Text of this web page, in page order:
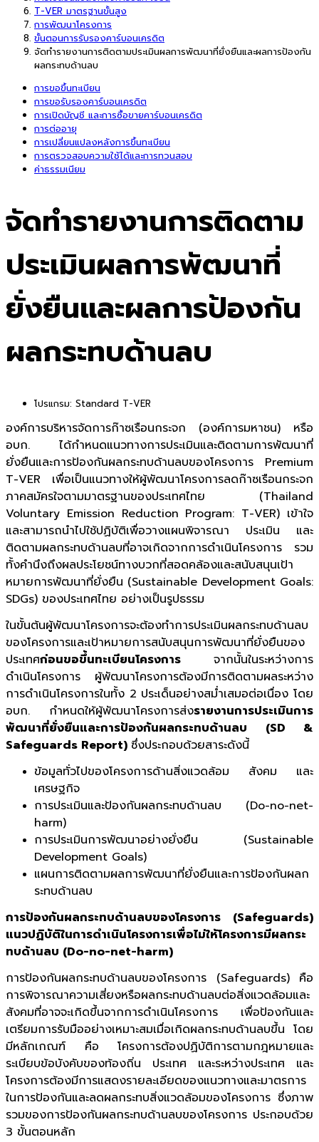
T-VER มาตรฐานขั้นสูง
การพัฒนาโครงการ
ขั้นตอนการรับรองคาร์บอนเครดิต
จัดทำรายงานการติดตามประเมินผลการพัฒนาที่ยั่งยืนและผลการป้องกัน
ผลกระทบด้านลบ
การขอขึ้นทะเบียน
การขอรับรองคาร์บอนเครดิต
การเปิดบัญชี และการซื้อขายคาร์บอนเครดิต
การต่ออายุ
การเปลี่ยนแปลงหลังการขึ้นทะเบียน
การตรวจสอบความใช้ได้และการทวนสอบ
ค่าธรรมเนียม
จัดทำรายงานการติดตาม
ประเมินผลการพัฒนาที่
ยั่งยืนและผลการป้องกัน
ผลกระทบด้านลบ
โปรแกรม: Standard T-VER
องค์การบริหารจัดการก๊าซเรือนกระจก (องค์การมหาชน) หรือ
อบก. ได้กำหนดแนวทางการประเมินและติดตามการพัฒนาที่
ยั่งยืนและการป้องกันผลกระทบด้านลบของโครงการ Premium
T-VER เพื่อเป็นแนวทางให้ผู้พัฒนาโครงการลดก๊าซเรือนกระจก
ภาคสมัครใจตามมาตรฐานของประเทศไทย (Thailand
Voluntary Emission Reduction Program: T-VER) เข้าใจ
และสามารถนำไปใช้ปฏิบัติเพื่อวางแผนพิจารณา ประเมิน และ
ติดตามผลกระทบด้านลบที่อาจเกิดจากการดำเนินโครงการ รวม
ทั้งคำนึงถึงผลประโยชน์ทางบวกที่สอดคล้องและสนับสนุนเป้า
หมายการพัฒนาที่ยั่งยืน (Sustainable Development Goals:
SDGs) ของประเทศไทย อย่างเป็นรูปธรรม
ในขั้นต้นผู้พัฒนาโครงการจะต้องทำการประเมินผลกระทบด้านลบ
ของโครงการและเป้าหมายการสนับสนุนการพัฒนาที่ยั่งยืนของ
ประเทศก่อนขอขึ้นทะเบียนโครงการ จากนั้นในระหว่างการ
ดำเนินโครงการ ผู้พัฒนาโครงการต้องมีการติดตามผลระหว่าง
การดำเนินโครงการในทั้ง 2 ประเด็นอย่างสม่ำเสมอต่อเนื่อง โดย
อบก. กำหนดให้ผู้พัฒนาโครงการส่งรายงานการประเมินการ
พัฒนาที่ยั่งยืนและการป้องกันผลกระทบด้านลบ (SD &
Safeguards Report) ซึ่งประกอบด้วยสาระดังนี้
ข้อมูลทั่วไปของโครงการด้านสิ่งแวดล้อม สังคม และ
เศรษฐกิจ
การประเมินและป้องกันผลกระทบด้านลบ (Do-no-net-
harm)
การประเมินการพัฒนาอย่างยั่งยืน (Sustainable
Development Goals)
แผนการติดตามผลการพัฒนาที่ยั่งยืนและการป้องกันผลก
ระทบด้านลบ
การป้องกันผลกระทบด้านลบของโครงการ (Safeguards)
แนวปฏิบัติในการดำเนินโครงการเพื่อไม่ให้โครงการมีผลกระ
ทบด้านลบ (Do-no-net-harm)
การป้องกันผลกระทบด้านลบของโครงการ (Safeguards) คือ
การพิจารณาความเสี่ยงหรือผลกระทบด้านลบต่อสิ่งแวดล้อมและ
สังคมที่อาจจะเกิดขึ้นจากการดำเนินโครงการ เพื่อป้องกันและ
เตรียมการรับมืออย่างเหมาะสมเมื่อเกิดผลกระทบด้านลบขึ้น โดย
มีหลักเกณฑ์ คือ โครงการต้องปฏิบัติการตามกฎหมายและ
ระเบียบข้อบังคับของท้องถิ่น ประเทศ และระหว่างประเทศ และ
โครงการต้องมีการแสดงรายละเอียดของแนวทางและมาตรการ
ในการป้องกันและลดผลกระทบสิ่งแวดล้อมของโครงการ ซึ่งภาพ
รวมของการป้องกันผลกระทบด้านลบของโครงการ ประกอบด้วย
3 ขั้นตอนหลัก